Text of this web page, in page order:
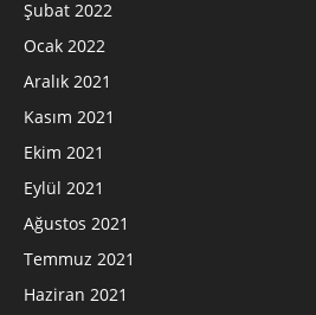
Şubat 2022
Ocak 2022
Aralık 2021
Kasım 2021
Ekim 2021
Eylül 2021
Ağustos 2021
Temmuz 2021
Haziran 2021